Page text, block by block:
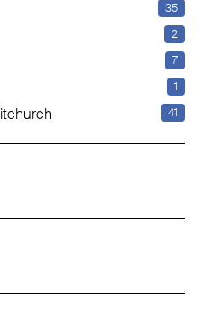
35
2
7
1
41